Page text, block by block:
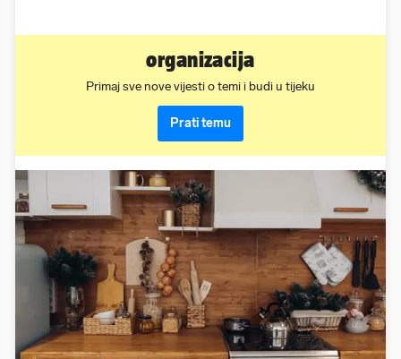
organizacija
Primaj sve nove vijesti o temi i budi u tijeku
Prati temu